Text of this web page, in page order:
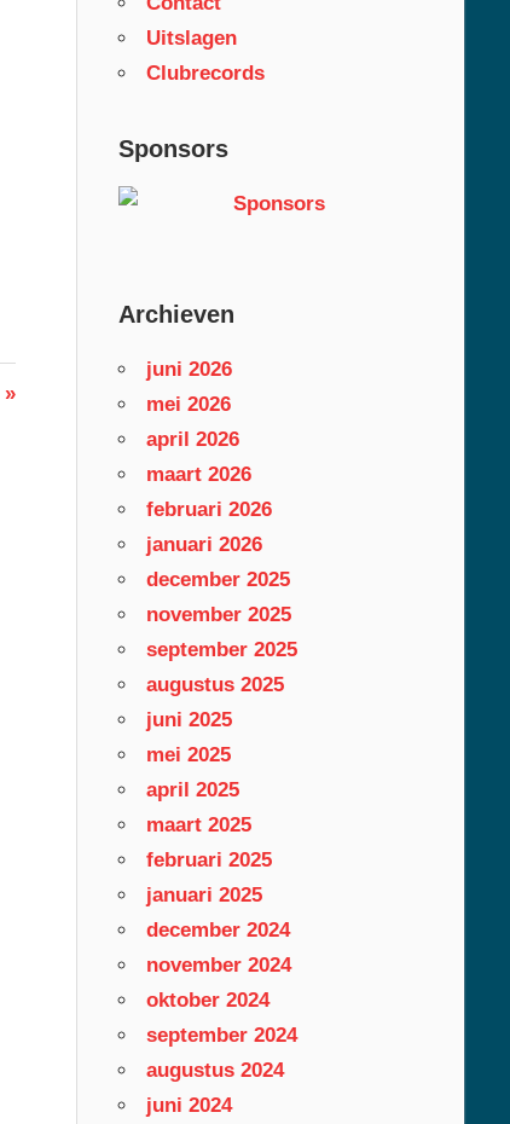
Uitslagen
Clubrecords
Sponsors
Archieven
juni 2026
mei 2026
april 2026
maart 2026
februari 2026
januari 2026
december 2025
november 2025
september 2025
augustus 2025
juni 2025
mei 2025
april 2025
maart 2025
februari 2025
januari 2025
december 2024
november 2024
oktober 2024
september 2024
augustus 2024
juni 2024